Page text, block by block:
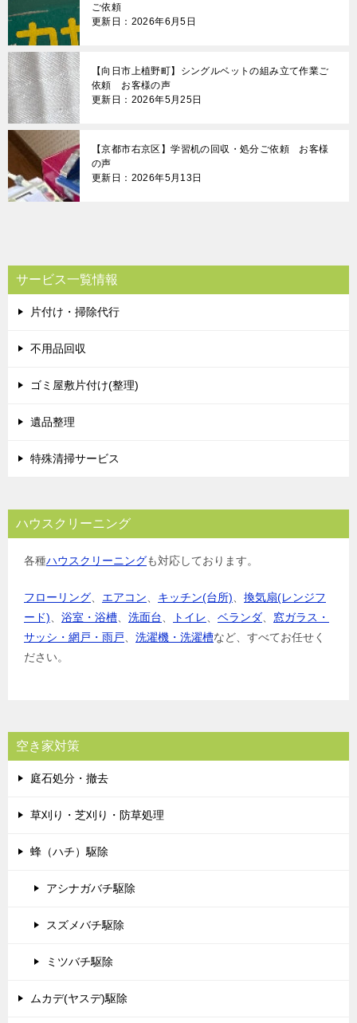
ご依頼
更新日：2026年6月5日
【向日市上植野町】シングルベットの組み立て作業ご
依頼 お客様の声
更新日：2026年5月25日
【京都市右京区】学習机の回収・処分ご依頼 お客様
の声
更新日：2026年5月13日
サービス一覧情報
片付け・掃除代行
不用品回収
ゴミ屋敷片付け(整理)
遺品整理
特殊清掃サービス
ハウスクリーニング
各種ハウスクリーニングも対応しております。
フローリング、 エアコン、 キッチン(台所)、 換気扇(レンジフ
ード)、 浴室・浴槽、 洗面台、 トイレ、 ベランダ、 窓ガラス・
サッシ・網戸・雨戸、 洗濯機・洗濯槽など、すべてお任せく
ださい。
空き家対策
庭石処分・撤去
草刈り・芝刈り・防草処理
蜂（ハチ）駆除
アシナガバチ駆除
スズメバチ駆除
ミツバチ駆除
ムカデ(ヤスデ)駆除